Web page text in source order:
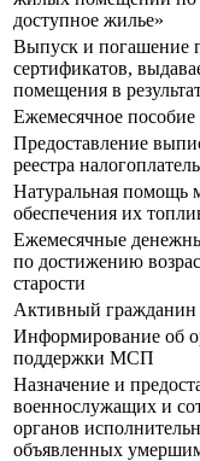
доступное жилье»
Выпуск и погашение
сертификатов,
помещения в
Ежемесячное
Предоставление
реестра
Натуральная помощь
обеспечения их
Ежемесячные
по достижению
старости
Активный гражданин
Информирование об
поддержки МСП
Назначение и
военнослужащих и
органов
объявленных